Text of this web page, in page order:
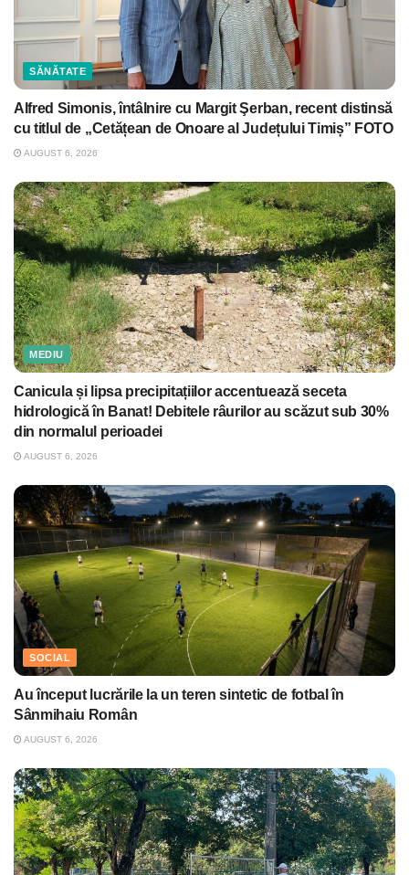
SĂNĂTATE
Alfred Simonis, întâlnire cu Margit Şerban, recent distinsă
cu titlul de „Cetățean de Onoare al Județului Timiș” FOTO
AUGUST 6, 2026
MEDIU
Canicula și lipsa precipitațiilor accentuează seceta
hidrologică în Banat! Debitele râurilor au scăzut sub 30%
din normalul perioadei
AUGUST 6, 2026
SOCIAL
Au început lucrările la un teren sintetic de fotbal în
Sânmihaiu Român
AUGUST 6, 2026